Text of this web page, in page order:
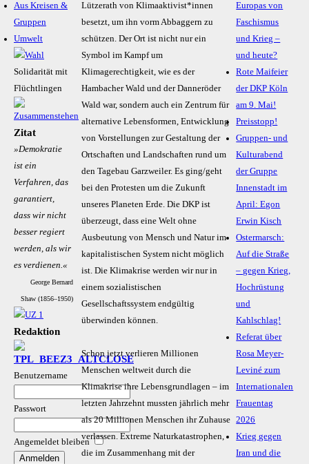
Aus Kreisen &
Gruppen
Umwelt
Solidarität mit
Flüchtlingen
Zitat
»Demokratie
ist ein
Verfahren, das
garantiert,
dass wir nicht
besser regiert
werden, als wir
es verdienen.«
George Bernard
Shaw (1856–1950)
Redaktion
Benutzername
Passwort
Angemeldet bleiben
Lützerath von Klimaaktivist*innen
besetzt, um ihn vorm Abbaggern zu
schützen. Der Ort ist nicht nur ein
Symbol im Kampf um
Klimagerechtigkeit, wie es der
Hambacher Wald und der Danneröder
Wald war, sondern auch ein Zentrum für
alternative Lebensformen, Entwicklung
von Vorstellungen zur Gestaltung der
Ortschaften und Landschaften rund um
den Tagebau Garzweiler. Es ging/geht
bei den Protesten um die Zukunft
unseres Planeten Erde. Die DKP ist
überzeugt, dass eine Welt ohne
Ausbeutung von Mensch und Natur im
kapitalistischen System nicht möglich
ist. Die Klimakrise werden wir nur in
einem sozialistischen
Gesellschaftssystem endgültig
überwinden können.
Schon jetzt verlieren Millionen
Menschen weltweit durch die
Klimakrise ihre Lebensgrundlagen – im
letzten Jahrzehnt mussten jährlich mehr
als 20 Millionen Menschen ihr Zuhause
verlassen. Extreme Naturkatastrophen,
die im Zusammenhang mit der
Europas von
Faschismus
und Krieg –
und heute?
Rote Maifeier
der DKP Köln
am 9. Mai!
Preisstopp!
Gruppen- und
Kulturabend
der Gruppe
Innenstadt im
April: Egon
Erwin Kisch
Ostermarsch:
Auf die Straße
– gegen Krieg,
Hochrüstung
und
Kahlschlag!
Referat über
Rosa Meyer-
Leviné zum
Internationalen
Frauentag
2026
Krieg gegen
Iran und die